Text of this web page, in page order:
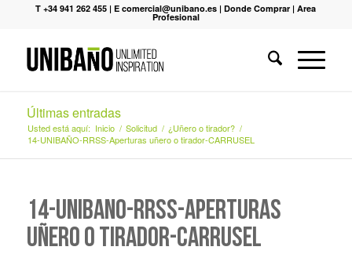
T +34 941 262 455 |E comercial@unibano.es |Donde Comprar |Area
Profesional
Últimas entradas
Usted está aquí: Inicio / Solicitud / ¿Uñero o tirador? /
14-UNIBAÑO-RRSS-Aperturas uñero o tirador-CARRUSEL
14-UNIBAÑO-RRSS-Aperturas
uñero o tirador-CARRUSEL